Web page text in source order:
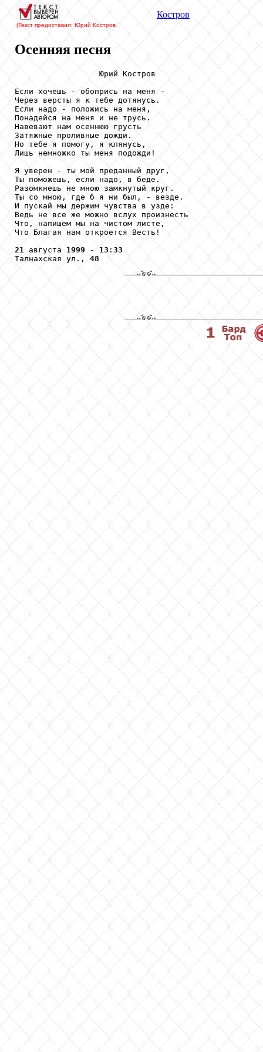
(Текст предоставил: Юрий Костров
Костров
Осенняя песня
                  Юрий Костров
Если хочешь - обопрись на меня -
Через версты я к тебе дотянусь.
Если надо - положись на меня,
Понадейся на меня и не трусь.
Навевают нам осеннюю грусть
Затяжные проливные дожди.
Но тебе я помогу, я клянусь,
Лишь немножко ты меня подожди!
Я уверен - ты мой преданный друг,
Ты поможешь, если надо, в беде.
Разомкнешь не мною замкнутый круг.
Ты со мною, где б я ни был, - везде.
И пускай мы держим чувства в узде:
Ведь не все же можно вслух произнесть
Что, напишем мы на чистом листе,
Что Благая нам откроется Весть!
21
августа 1999 - 13 : 33
Талнахская ул., 48